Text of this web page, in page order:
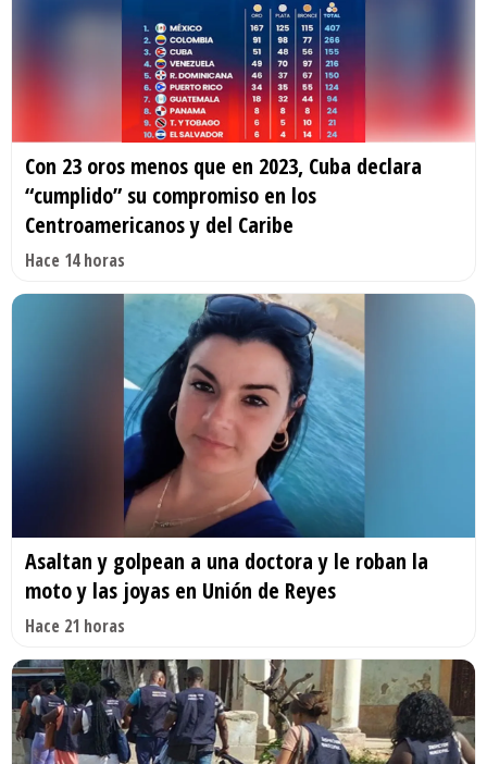
Con 23 oros menos que en 2023, Cuba declara
“cumplido” su compromiso en los
Centroamericanos y del Caribe
Hace 14 horas
Asaltan y golpean a una doctora y le roban la
moto y las joyas en Unión de Reyes
Hace 21 horas